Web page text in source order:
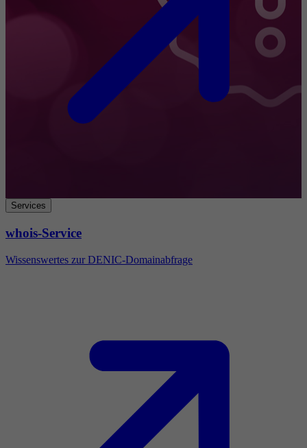
Services
whois-Service
Wissenswertes zur DENIC-Domainabfrage